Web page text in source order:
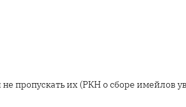
пропускать их (РКН о сборе имейлов